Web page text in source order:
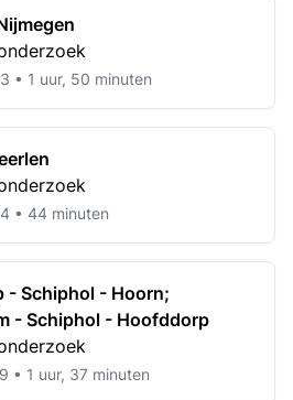
• 1 uur, 50 minuten
• 44 minuten
- Schiphol - Hoorn;
- Schiphol - Hoofddorp
• 1 uur, 37 minuten